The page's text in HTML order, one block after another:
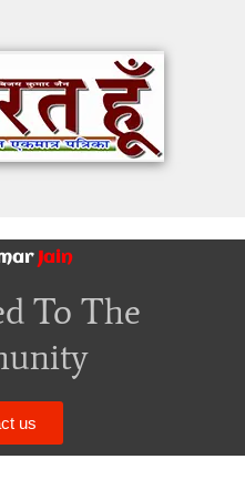
Jain
To The
us